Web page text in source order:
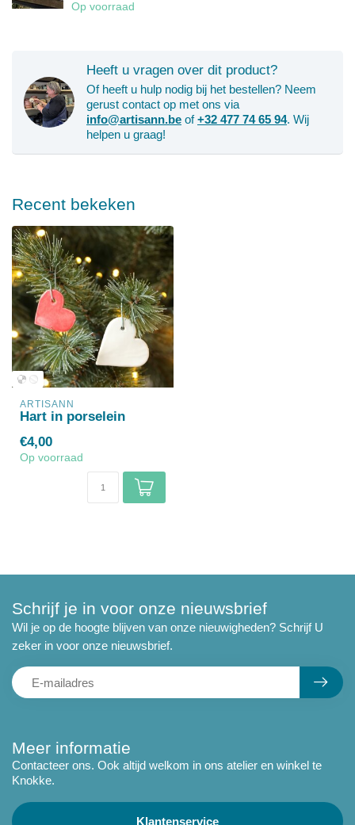
Op voorraad
Heeft u vragen over dit product?
Of heeft u hulp nodig bij het bestellen? Neem
gerust contact op met ons via
info@artisann.be of+32 477 74 65 94. Wij
helpen u graag!
Recent bekeken
ARTISANN
Hart in porselein
€4,00
Op voorraad
Meer informatie
Contacteer ons. Ook altijd welkom in ons atelier en winkel te
Knokke.
Klantenservice
Schrijf je in voor onze nieuwsbrief
Wil je op de hoogte blijven van onze nieuwigheden? Schrijf U
zeker in voor onze nieuwsbrief.